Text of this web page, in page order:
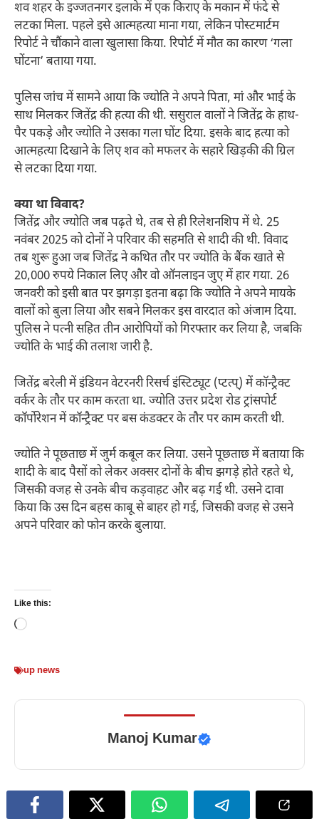
शव शहर के इज्जतनगर इलाके में एक किराए के मकान में फंदे से
लटका मिला. पहले इसे आत्महत्या माना गया, लेकिन पोस्टमार्टम
रिपोर्ट ने चौंकाने वाला खुलासा किया. रिपोर्ट में मौत का कारण ‘गला
घोंटना’ बताया गया.
पुलिस जांच में सामने आया कि ज्योति ने अपने पिता, मां और भाई के
साथ मिलकर जितेंद्र की हत्या की थी. ससुराल वालों ने जितेंद्र के हाथ-
पैर पकड़े और ज्योति ने उसका गला घोंट दिया. इसके बाद हत्या को
आत्महत्या दिखाने के लिए शव को मफलर के सहारे खिड़की की ग्रिल
से लटका दिया गया.
क्या था विवाद?
जितेंद्र और ज्योति जब पढ़ते थे, तब से ही रिलेशनशिप में थे. 25
नवंबर 2025 को दोनों ने परिवार की सहमति से शादी की थी. विवाद
तब शुरू हुआ जब जितेंद्र ने कथित तौर पर ज्योति के बैंक खाते से
20,000 रुपये निकाल लिए और वो ऑनलाइन जुए में हार गया. 26
जनवरी को इसी बात पर झगड़ा इतना बढ़ा कि ज्योति ने अपने मायके
वालों को बुला लिया और सबने मिलकर इस वारदात को अंजाम दिया.
पुलिस ने पत्नी सहित तीन आरोपियों को गिरफ्तार कर लिया है, जबकि
ज्योति के भाई की तलाश जारी है.
जितेंद्र बरेली में इंडियन वेटरनरी रिसर्च इंस्टिट्यूट (प्टत्प्) में कॉन्ट्रैक्ट
वर्कर के तौर पर काम करता था. ज्योति उत्तर प्रदेश रोड ट्रांसपोर्ट
कॉर्पाेरेशन में कॉन्ट्रैक्ट पर बस कंडक्टर के तौर पर काम करती थी.
ज्योति ने पूछताछ में जुर्म कबूल कर लिया. उसने पूछताछ में बताया कि
शादी के बाद पैसों को लेकर अक्सर दोनों के बीच झगड़े होते रहते थे,
जिसकी वजह से उनके बीच कड़वाहट और बढ़ गई थी. उसने दावा
किया कि उस दिन बहस काबू से बाहर हो गई, जिसकी वजह से उसने
अपने परिवार को फोन करके बुलाया.
Like this:
Loading…
up news
Manoj Kumar